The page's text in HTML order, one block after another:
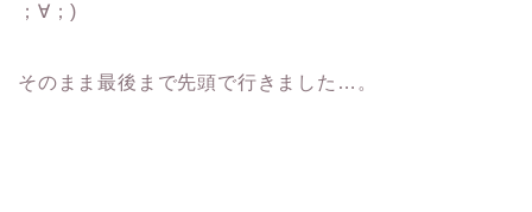
；∀；)
そのまま最後まで先頭で行きました…。